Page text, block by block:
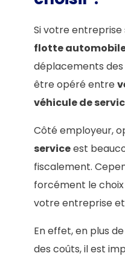
Si votre entreprise
flotte
déplacements des
être opéré entre
véhicule de
Côté employeur,
serviceest
fiscalement.
forcément le choix
votre entreprise
En effet, en plus
des coûts, il est